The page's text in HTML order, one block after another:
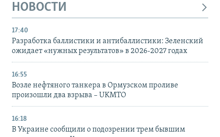
НОВОСТИ
17:40
Разработка баллистики и антибаллистики: Зеленский
ожидает «нужных результатов» в 2026-2027 годах
16:55
Возле нефтяного танкера в Ормузском проливе
произошли два взрыва – UKMTO
16:18
В Украине сообщили о подозрении трем бывшим